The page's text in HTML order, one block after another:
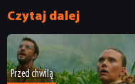
Czytaj dalej
Przed chwilą